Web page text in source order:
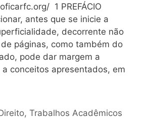
1 PREFÁCIO
antes que se inicie a
decorrente não
páginas, como também do
pode dar margem a
conceitos apresentados, em
,Trabalhos Acadêmicos